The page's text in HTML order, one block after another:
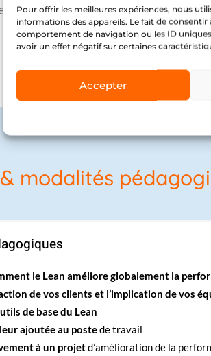
Pour offrir les meilleures expériences, nous
informations des appareils. Le fait de
comportement de navigation ou les ID
avoir un effet négatif sur certaines
Accepter
de qualité récompensent nos
Profitez d’une prise en
modalités
le Lean améliore globalement la
de vos clients et l’implication de vos
de base du Lean
ajoutée au postede travail
à un projetd’amélioration de la